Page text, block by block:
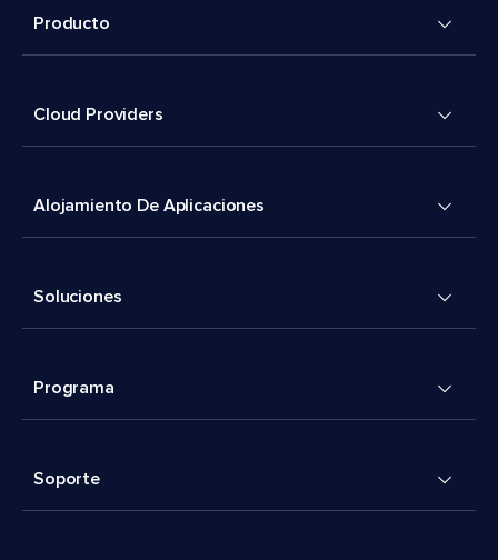
Producto
Cloud Providers
Alojamiento De Aplicaciones
Soluciones
Programa
Soporte